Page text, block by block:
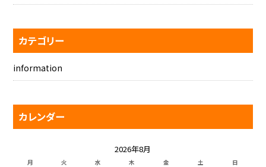
カテゴリー
information
カレンダー
2026年8月
月 火 水 木 金 土 日